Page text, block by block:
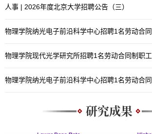
人事 | 2026年度北京大学招聘公告（三）
物理学院现代光学研究所招聘1名劳动合同制职工
研究成果